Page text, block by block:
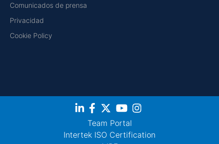
Comunicados de prensa
Privacidad
Cookie Policy
Team Portal
Intertek ISO Certification